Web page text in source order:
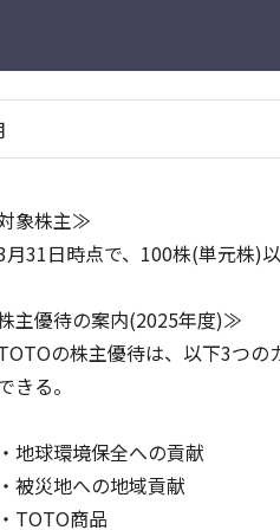
象株主≫
31日時点で、100株(単元株)
主優待の案内(2025年度)≫
の株主優待は、以下3つの
きる。
地球環境保全への貢献
被災地への地域貢献
TOTO商品